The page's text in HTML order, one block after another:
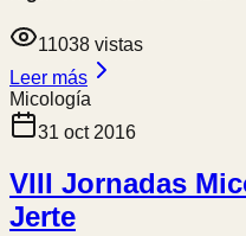
11038 vistas
Leer más
Micología
31 oct 2016
VIII Jornadas
Jerte